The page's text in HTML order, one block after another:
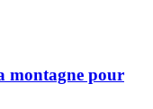
montagne pour